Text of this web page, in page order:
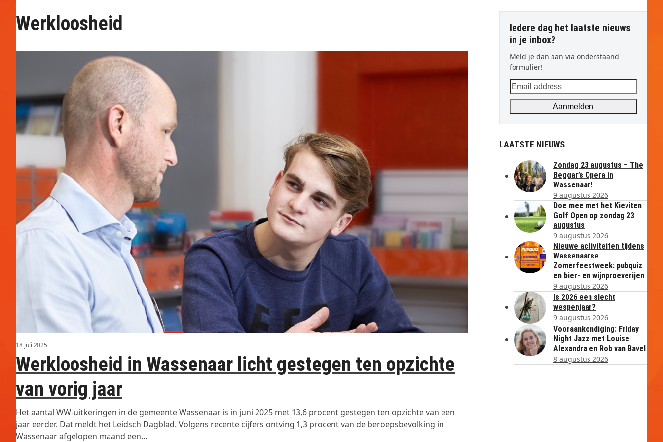
Werkloosheid
18 juli 2025
Werkloosheid in Wassenaar licht gestegen ten opzichte
van vorig jaar
Het aantal WW-uitkeringen in de gemeente Wassenaar is in juni 2025 met 13,6 procent gestegen ten opzichte van een
jaar eerder. Dat meldt het Leidsch Dagblad. Volgens recente cijfers ontving 1,3 procent van de beroepsbevolking in
Wassenaar afgelopen maand een…
Iedere dag het laatste nieuws
in je inbox?
Meld je dan aan via onderstaand
formulier!
Email
address
Aanmelden
LAATSTE NIEUWS
Zondag 23 augustus – The
Beggar’s Opera in
Wassenaar!
9 augustus 2026
Doe mee met het Kieviten
Golf Open op zondag 23
augustus
9 augustus 2026
Nieuwe activiteiten tijdens
Wassenaarse
Zomerfeestweek: pubquiz
en bier- en wijnproeverijen
9 augustus 2026
Is 2026 een slecht
wespenjaar?
9 augustus 2026
Vooraankondiging: Friday
Night Jazz met Louise
Alexandra en Rob van Bavel
8 augustus 2026